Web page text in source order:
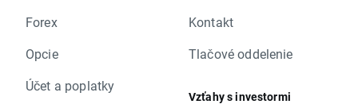
Forex
Opcie
Účet a poplatky
Kontakt
Tlačové oddelenie
Vzťahy s investormi